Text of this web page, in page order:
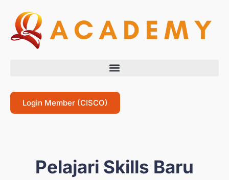
Login Member (CISCO)
Pelajari Skills Baru